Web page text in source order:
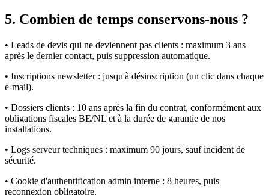
5. Combien de temps conservons-nous ?
• Leads de devis qui ne deviennent pas clients : maximum 3 ans
après le dernier contact, puis suppression automatique.
• Inscriptions newsletter : jusqu'à désinscription (un clic dans chaque
e-mail).
• Dossiers clients : 10 ans après la fin du contrat, conformément aux
obligations fiscales BE/NL et à la durée de garantie de nos
installations.
• Logs serveur techniques : maximum 90 jours, sauf incident de
sécurité.
• Cookie d'authentification admin interne : 8 heures, puis
reconnexion obligatoire.